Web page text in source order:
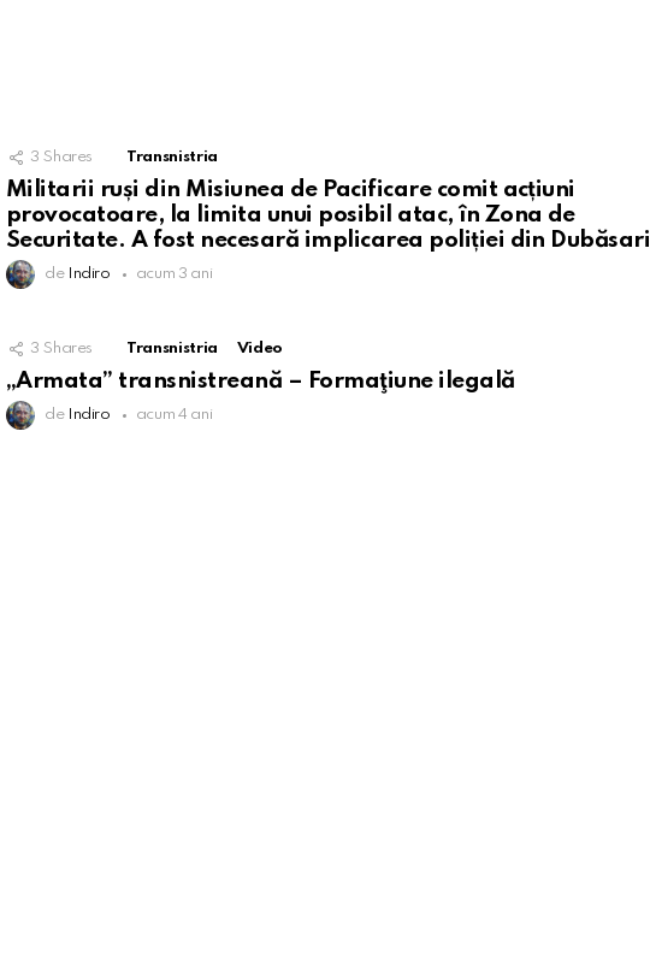
3 Shares Transnistria
Militarii ruși din Misiunea de Pacificare comit acțiuni
provocatoare, la limita unui posibil atac, în Zona de
Securitate. A fost necesară implicarea poliției din Dubăsari
de Indiro acum 3 ani
3 Shares Transnistria Video
„Armata” transnistreană – Formaţiune ilegală
de Indiro acum 4 ani